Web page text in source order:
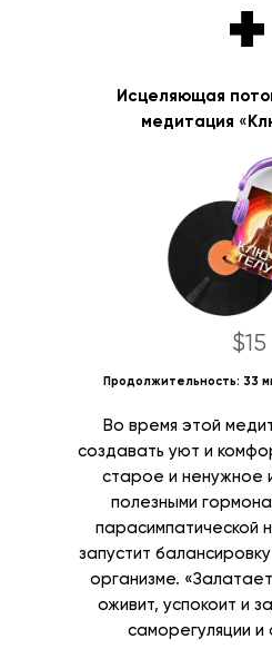
+
Исцеляющая
медитация «
Во время этой
создавать уют и
старое и ненужное
полезными
парасимпатической
запустит
организме.
оживит, успокоит и
саморегуляции и
$15
Продолжительность: 33